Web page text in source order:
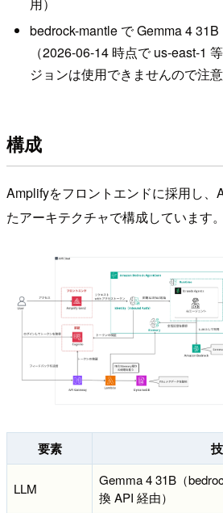
bedrock-mantle で Gemma 4
（2026-06-14 時点で us-east-1
ジョンは使用できませんので注意
構成
Amplifyをフロントエンドに採用し、
たアーキテクチャで構成しています。
要素
LLM
Gemma 4 31B（
換 API 経由）